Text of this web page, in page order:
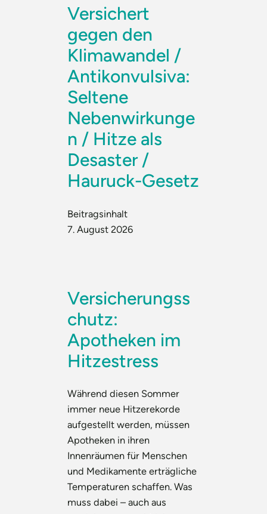
Versichert
gegen den
Klimawandel /
Antikonvulsiva:
Seltene
Nebenwirkunge
n / Hitze als
Desaster /
Hauruck-Gesetz
Beitragsinhalt
7. August 2026
Versicherungss
chutz:
Apotheken im
Hitzestress
Während diesen Sommer
immer neue Hitzerekorde
aufgestellt werden, müssen
Apotheken in ihren
Innenräumen für Menschen
und Medikamente erträgliche
Temperaturen schaffen. Was
muss dabei – auch aus